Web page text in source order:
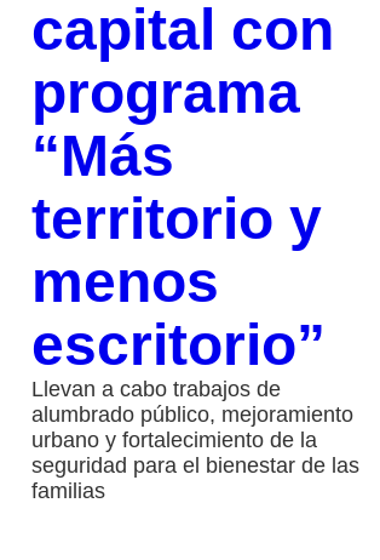
capital con
programa
“Más
territorio y
menos
escritorio”
Llevan a cabo trabajos de
alumbrado público, mejoramiento
urbano y fortalecimiento de la
seguridad para el bienestar de las
familias